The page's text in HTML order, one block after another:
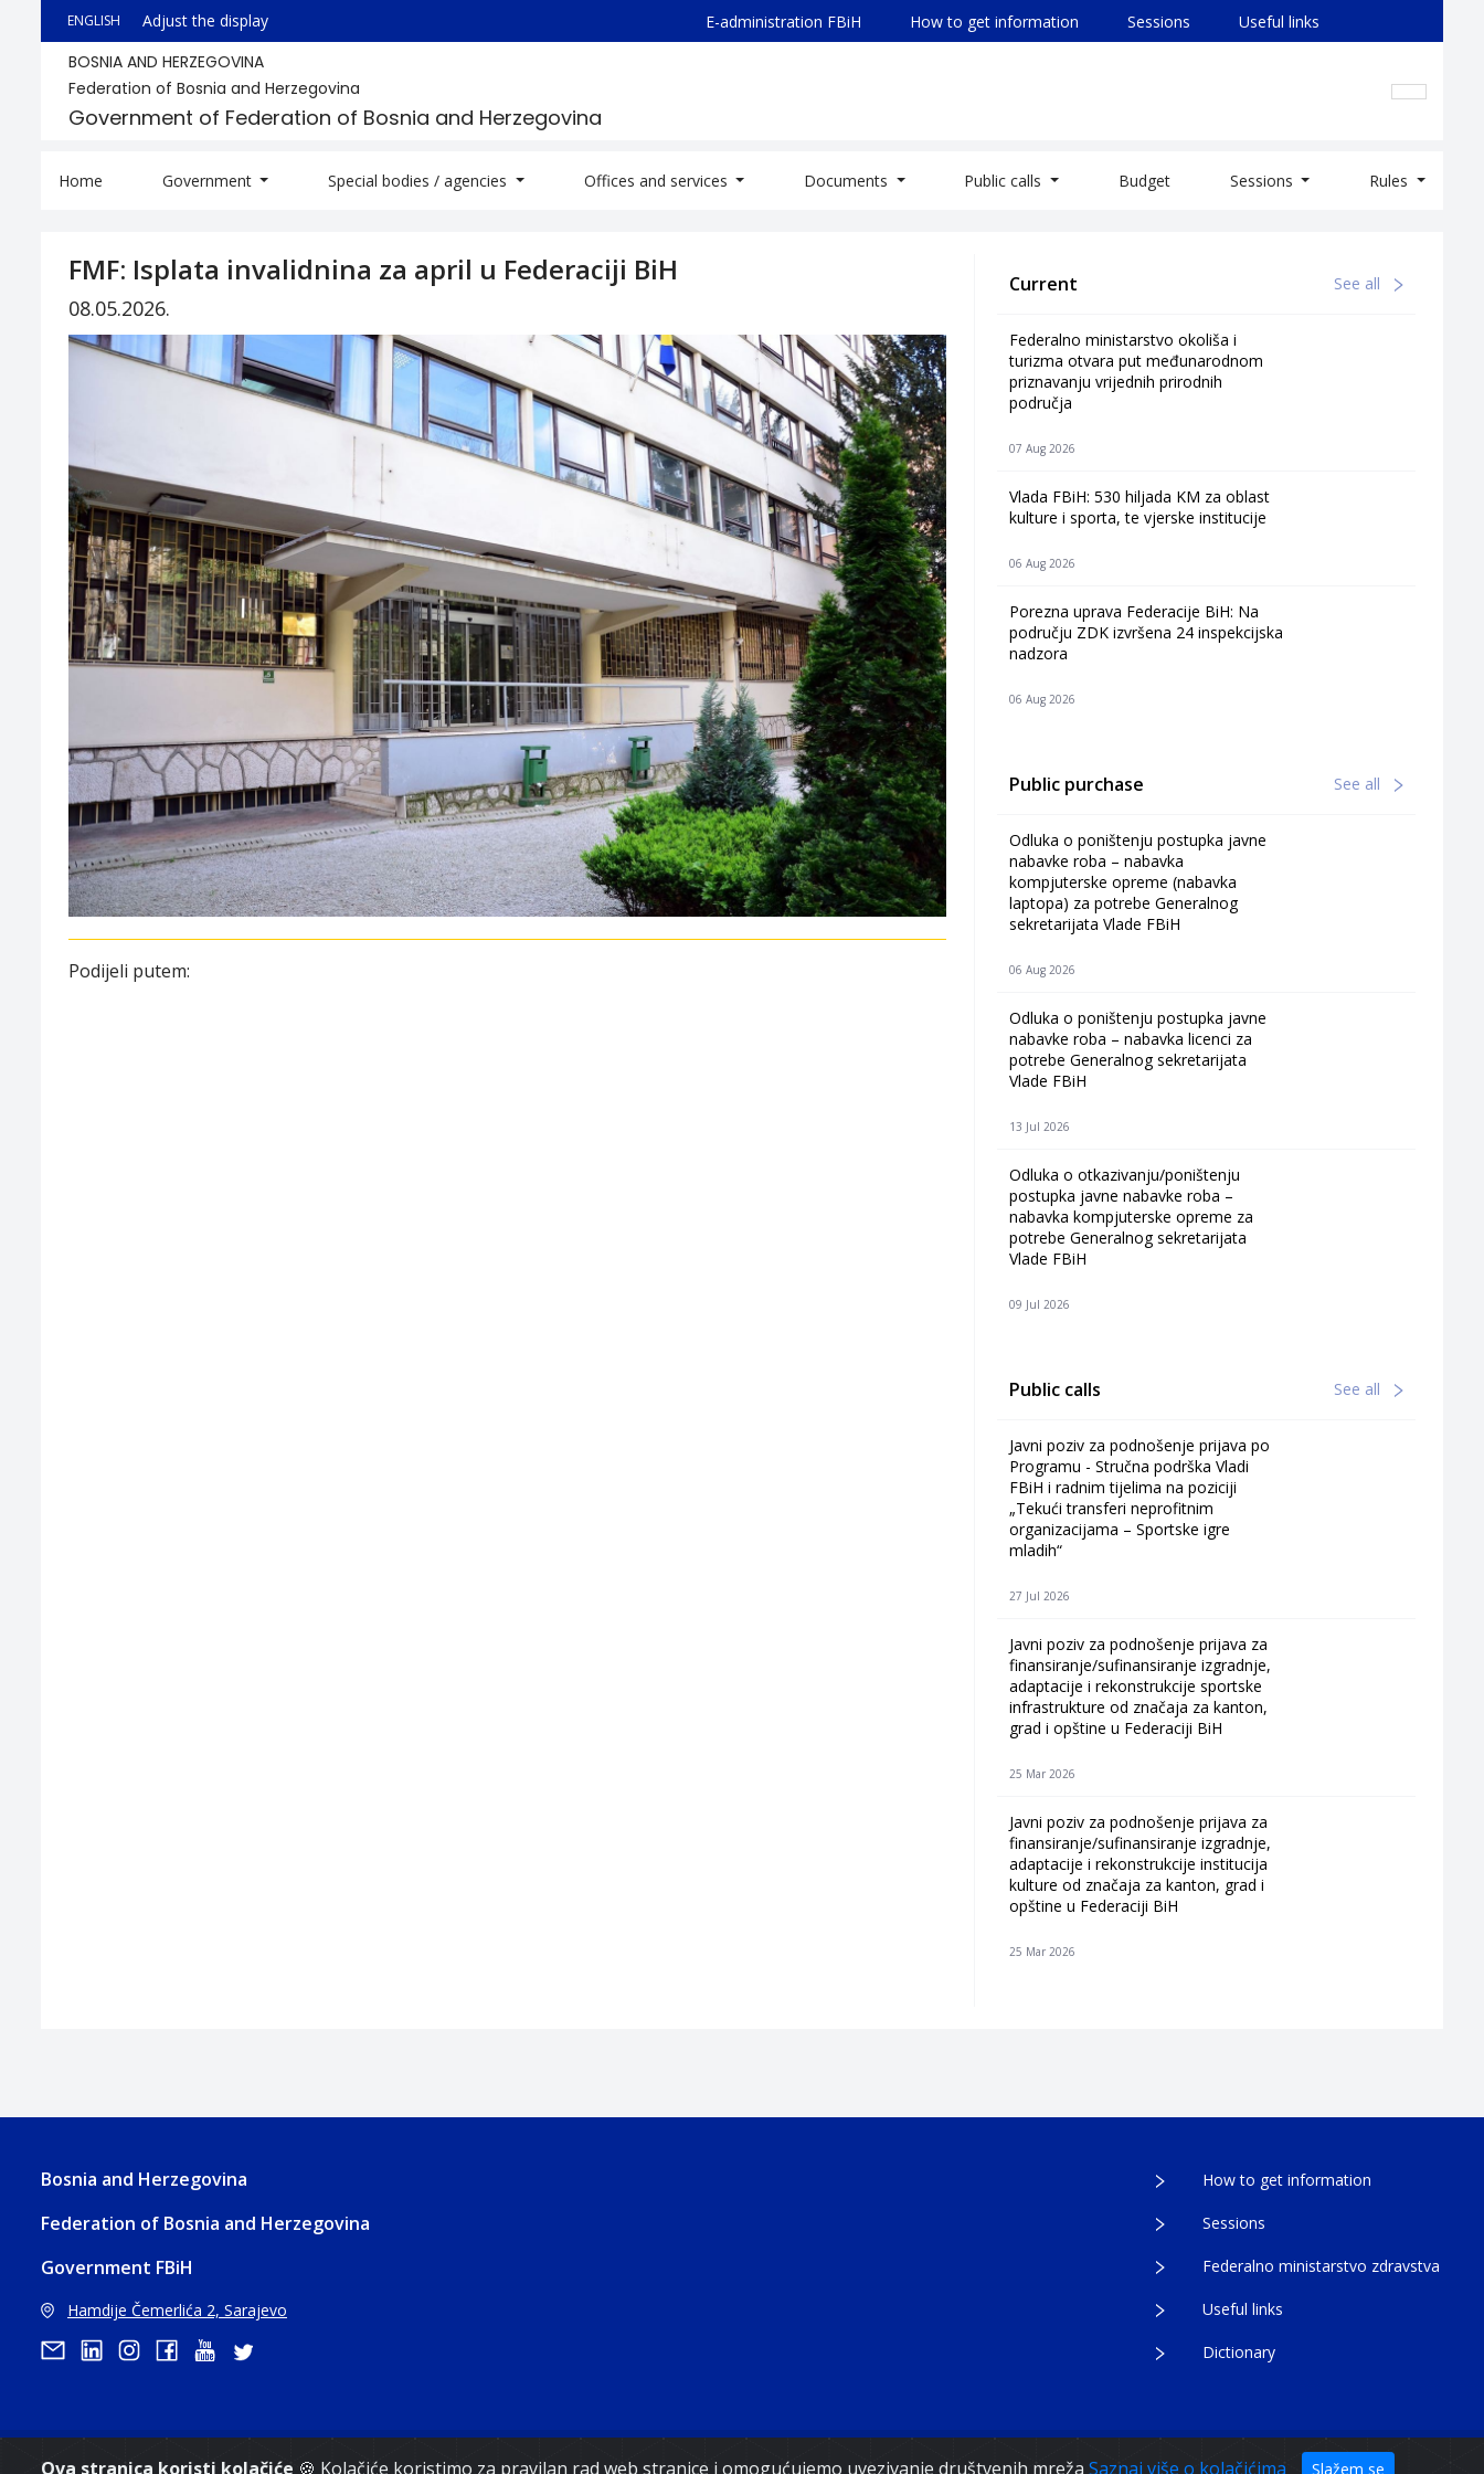
Ova stranica koristi kolačiće 🍪 Kolačiće koristimo za pravilan rad web stranice i omogućujemo uvezivanje društvenih mreža Saznaj više o kolačićima Slažem se
ENGLISH Adjust the display E-administration FBiH How to get information Sessions Useful links
BOSNIA AND HERZEGOVINA
Federation of Bosnia and Herzegovina
Government of Federation of Bosnia and Herzegovina
Home Government Special bodies / agencies Offices and services Documents Public calls Budget Sessions Rules
FMF: Isplata invalidnina za april u Federaciji BiH
08.05.2026.
Podijeli putem:
Current See all
Federalno ministarstvo okoliša i
turizma otvara put međunarodnom
priznavanju vrijednih prirodnih
područja
07 Aug 2026
Vlada FBiH: 530 hiljada KM za oblast
kulture i sporta, te vjerske institucije
06 Aug 2026
Porezna uprava Federacije BiH: Na
području ZDK izvršena 24 inspekcijska
nadzora
06 Aug 2026
Public purchase See all
Odluka o poništenju postupka javne
nabavke roba – nabavka
kompjuterske opreme (nabavka
laptopa) za potrebe Generalnog
sekretarijata Vlade FBiH
06 Aug 2026
Odluka o poništenju postupka javne
nabavke roba – nabavka licenci za
potrebe Generalnog sekretarijata
Vlade FBiH
13 Jul 2026
Odluka o otkazivanju/poništenju
postupka javne nabavke roba –
nabavka kompjuterske opreme za
potrebe Generalnog sekretarijata
Vlade FBiH
09 Jul 2026
Public calls See all
Javni poziv za podnošenje prijava po
Programu - Stručna podrška Vladi
FBiH i radnim tijelima na poziciji
„Tekući transferi neprofitnim
organizacijama – Sportske igre
mladih“
27 Jul 2026
Javni poziv za podnošenje prijava za
finansiranje/sufinansiranje izgradnje,
adaptacije i rekonstrukcije sportske
infrastrukture od značaja za kanton,
grad i opštine u Federaciji BiH
25 Mar 2026
Javni poziv za podnošenje prijava za
finansiranje/sufinansiranje izgradnje,
adaptacije i rekonstrukcije institucija
kulture od značaja za kanton, grad i
opštine u Federaciji BiH
25 Mar 2026
Bosnia and Herzegovina
Federation of Bosnia and Herzegovina
Government FBiH
Hamdije Čemerlića 2, Sarajevo
How to get information
Sessions
Federalno ministarstvo zdravstva
Useful links
Dictionary
Copyright 2021. Government of Federation of Bosnia and Herzegovina